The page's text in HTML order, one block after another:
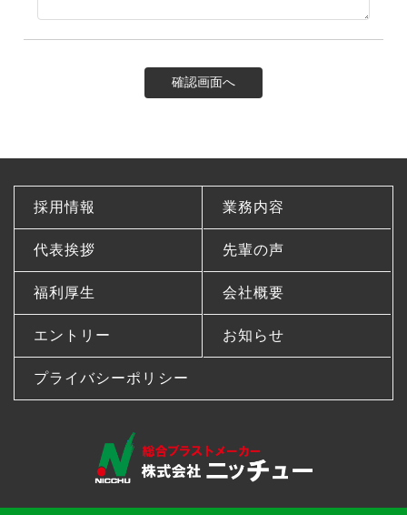
採用情報 業務内容
代表挨拶 先輩の声
福利厚生 会社概要
エントリー お知らせ
プライバシーポリシー